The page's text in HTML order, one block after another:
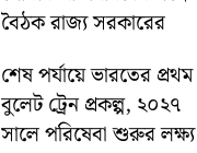
বৈঠক রাজ্য সরকারের
শেষ পর্যায়ে ভারতের প্রথম
বুলেট ট্রেন প্রকল্প, ২০২৭
সালে পরিষেবা শুরুর লক্ষ্য